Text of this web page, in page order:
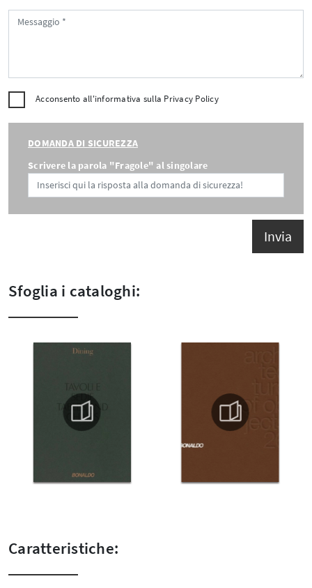
Acconsento all'informativa sulla Privacy Policy
DOMANDA DI SICUREZZA
Scrivere la parola "Fragole" al singolare
Invia
Sfoglia i cataloghi:
Caratteristiche: